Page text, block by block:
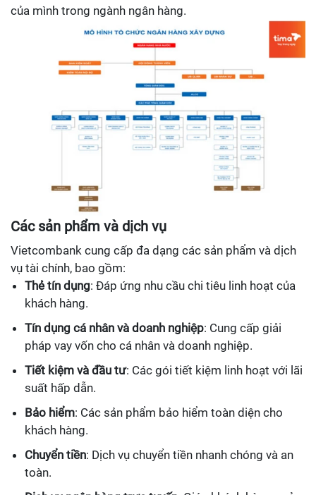
của mình trong ngành ngân hàng.
Các sản phẩm và dịch vụ
Vietcombank cung cấp đa dạng các sản phẩm và dịch
vụ tài chính, bao gồm:
Thẻ tín dụng: Đáp ứng nhu cầu chi tiêu linh hoạt của
khách hàng.
Tín dụng cá nhân và doanh nghiệp: Cung cấp giải
pháp vay vốn cho cá nhân và doanh nghiệp.
Tiết kiệm và đầu tư: Các gói tiết kiệm linh hoạt với lãi
suất hấp dẫn.
Bảo hiểm: Các sản phẩm bảo hiểm toàn diện cho
khách hàng.
Chuyển tiền: Dịch vụ chuyển tiền nhanh chóng và an
toàn.